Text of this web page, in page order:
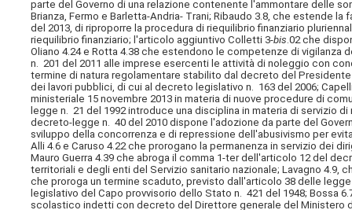
parte del Governo di una relazione contenente l'ammontare delle
Brianza, Fermo e Barletta-Andria- Trani; Ribaudo 3.8, che estende
del 2013, di riproporre la procedura di riequilibrio finanziario
riequilibrio finanziario; l'articolo aggiuntivo Colletti 3-bis .02 che
Oliano 4.24 e Rotta 4.38 che estendono le competenze di
n. 201 del 2011 alle imprese esercenti le attività di noleggio con
termine di natura regolamentare stabilito dal decreto del
dei lavori pubblici, di cui al decreto legislativo n. 163 del 2006;
ministeriale 15 novembre 2013 in materia di nuove procedure di
legge n. 21 del 1992 introduce una disciplina in materia di servizio
decreto-legge n. 40 del 2010 dispone l'adozione da parte del
sviluppo della concorrenza e di repressione dell'abusivismo per
Alli 4.6 e Caruso 4.22 che prorogano la permanenza in servizio dei
Mauro Guerra 4.39 che abroga il comma 1-ter dell'articolo 12 del
territoriali e degli enti del Servizio sanitario nazionale; Lavagno 4.9,
che proroga un termine scaduto, previsto dall'articolo 38 delle
legislativo del Capo provvisorio dello Stato n. 421 del 1948; Bossa
scolastico indetti con decreto del Direttore generale del Ministero